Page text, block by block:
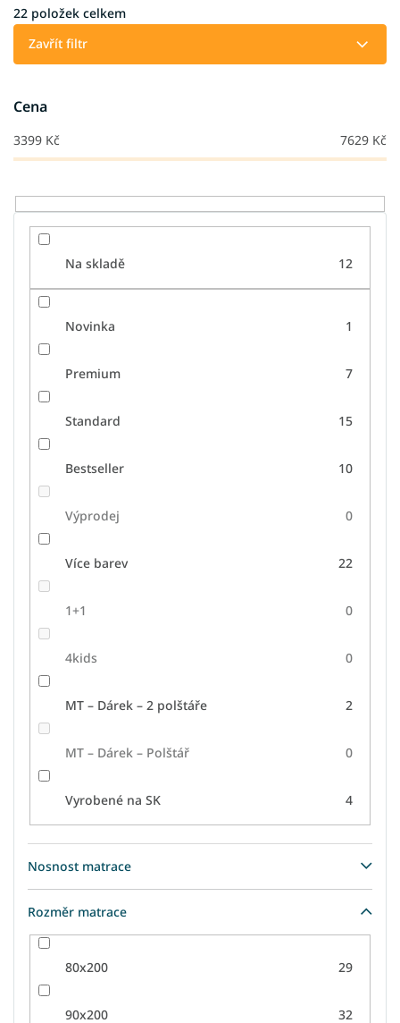
í
u
k
t
22 položek celkem
Zavřít filtr
Cena
3399 Kč 7629 Kč
Na skladě 12
Novinka 1
Premium 7
Standard 15
Bestseller 10
Výprodej 0
Více barev 22
1+1 0
4kids 0
MT – Dárek – 2 polštáře 2
MT – Dárek – Polštář 0
Vyrobené na SK 4
Nosnost matrace
Rozměr matrace
80x200 29
90x200 32